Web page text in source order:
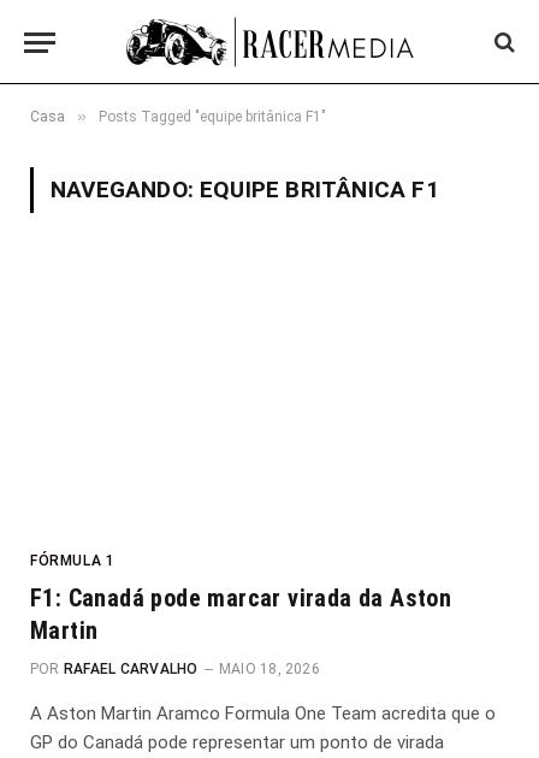
Casa » Posts Tagged "equipe britânica F1"
NAVEGANDO: EQUIPE BRITÂNICA F1
FÓRMULA 1
F1: Canadá pode marcar virada da Aston
Martin
POR RAFAEL CARVALHO MAIO 18, 2026
A Aston Martin Aramco Formula One Team acredita que o
GP do Canadá pode representar um ponto de virada